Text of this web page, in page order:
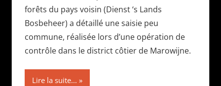
forêts du pays voisin (Dienst ‘s Lands
Bosbeheer) a détaillé une saisie peu
commune, réalisée lors d’une opération de
contrôle dans le district côtier de Marowijne.
Lire la suite...